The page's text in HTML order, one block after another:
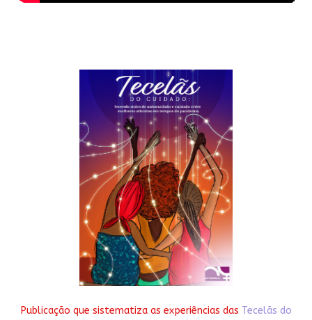
Publicação que sistematiza as experiências das Tecelãs do